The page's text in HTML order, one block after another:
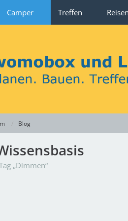
Camper Treffen
Blog
„Dimmen“